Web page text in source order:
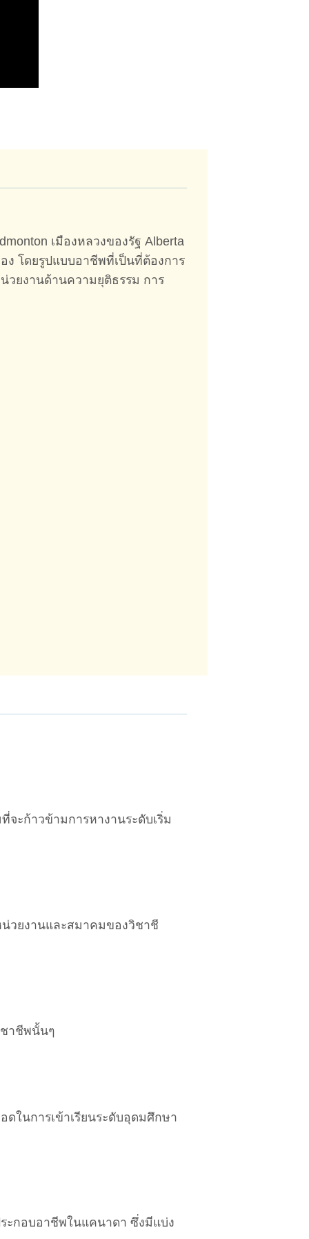
เมืองหลวงของรัฐ Alberta
ง โดยรูปแบบอาชีพที่เป็นที่ต้องการ
วยงานด้านความยุติธรรม การ
ะก้าวข้ามการหางานระดับเริ่ม
น่วยงานและสมาคมของวิชาชี
ชาชีพนั้นๆ
ดในการเข้าเรียนระดับอุดมศึกษา
ะกอบอาชีพในแคนาดา ซึ่งมีแบ่ง